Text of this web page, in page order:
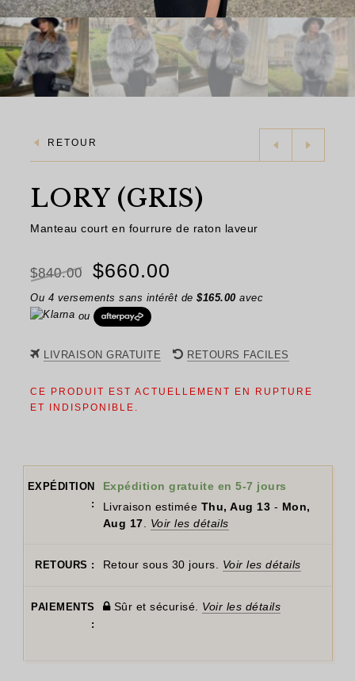
RETOUR
LORY (GRIS)
Manteau court en fourrure de raton laveur
$840.00
Le
prix
initial
était :
$660.00
prix
est :
Ou 4 versements sans intérêt de $165.00 avec
ou
LIVRAISON GRATUITE RETOURS FACILES
CE PRODUIT EST ACTUELLEMENT EN RUPTURE
ET INDISPONIBLE.
EXPÉDITION
:
Expédition gratuite en 5-7 jours
Livraison estimée Thu, Aug 13 - Mon,
Aug 17
Voir les détails
RETOURS : Retour sous 30 jours. Voir les détails
PAIEMENTS
:
Sûr et sécurisé. Voir les détails